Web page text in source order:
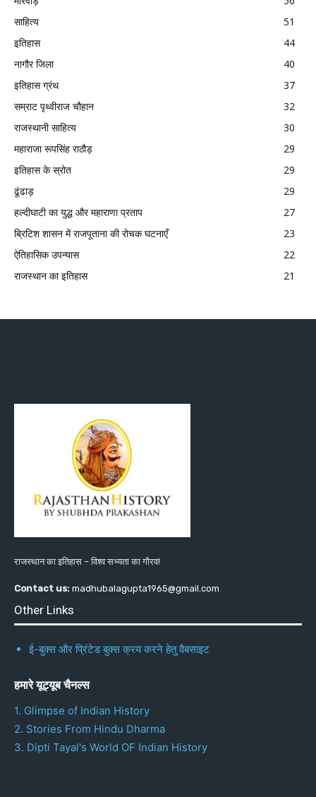
साहित्य
51
इतिहास
44
नागौर जिला
40
इतिहास ग्रंथ
37
सम्राट पृथ्वीराज चौहान
32
राजस्थानी साहित्य
30
महाराजा रूपसिंह राठौड़
29
इतिहास के स्रोत
29
ढूंढाड़
29
हल्दीघाटी का युद्ध और महाराणा प्रताप
27
ब्रिटिश शासन में राजपूताना की रोचक घटनाएँ
23
ऐतिहासिक उपन्यास
22
राजस्थान का इतिहास
21
राजस्थान का इतिहास – विश्व सभ्यता का गौरव!
Contact us: madhubalagupta1965@gmail.com
Other Links
ई-बुक्स और प्रिंटेड बुक्स क्रय करने हेतु वैबसाइट
हमारे यूट्यूब चैनल्स
1. Glimpse of Indian History
2. Stories From Hindu Dharma
3. Dipti Tayal's World OF Indian History